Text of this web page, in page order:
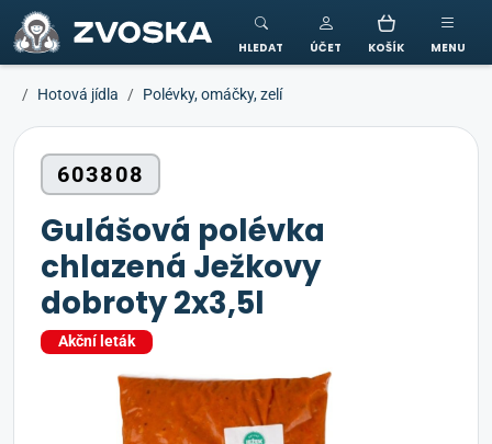
ZVOSKA
HLEDAT ÚČET KOŠÍK MENU
Hotová jídla Polévky, omáčky, zelí
603808
Gulášová polévka
chlazená Ježkovy
dobroty 2x3,5l
Akční leták